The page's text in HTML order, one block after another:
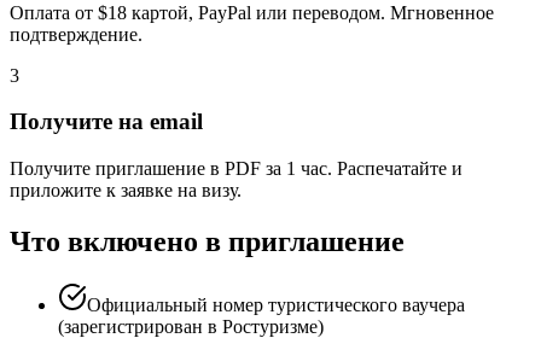
Оплата от $18 картой, PayPal или переводом. Мгновенное
подтверждение.
3
Получите на email
Получите приглашение в PDF за 1 час. Распечатайте и
приложите к заявке на визу.
Что включено в приглашение
Официальный номер туристического ваучера
(зарегистрирован в Ростуризме)